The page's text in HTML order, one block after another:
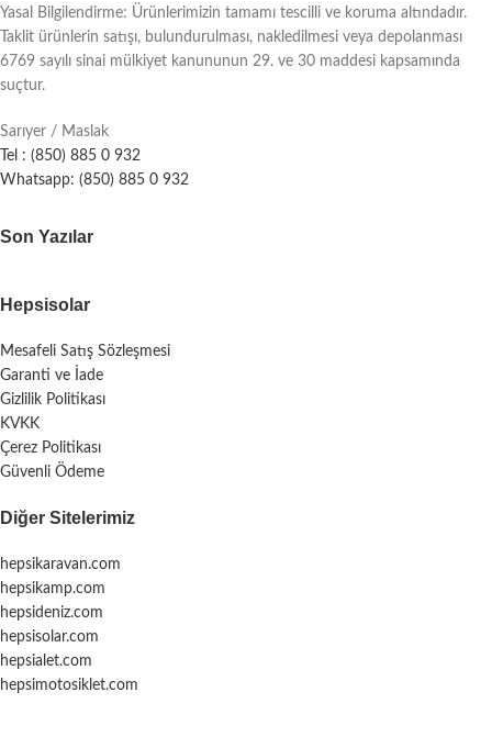
Yasal Bilgilendirme: Ürünlerimizin tamamı tescilli ve koruma altındadır.
Taklit ürünlerin satışı, bulundurulması, nakledilmesi veya depolanması
6769 sayılı sinai mülkiyet kanununun 29. ve 30 maddesi kapsamında
suçtur.
Sarıyer / Maslak
Tel : (850) 885 0 932
Whatsapp: (850) 885 0 932
Son Yazılar
Hepsisolar
Mesafeli Satış Sözleşmesi
Garanti ve İade
Gizlilik Politikası
KVKK
Çerez Politikası
Güvenli Ödeme
Diğer Sitelerimiz
hepsikaravan.com
hepsikamp.com
hepsideniz.com
hepsisolar.com
hepsialet.com
hepsimotosiklet.com